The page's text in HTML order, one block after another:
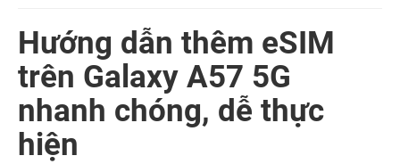
Hướng dẫn thêm eSIM
trên Galaxy A57 5G
nhanh chóng, dễ thực
hiện